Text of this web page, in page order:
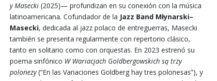
y Masecki (2025)— profundizan en su conexión con la música
latinoamericana. Cofundador de la Jazz Band Młynarski–
Masecki, dedicada al jazz polaco de entreguerras, Masecki
también se presenta regularmente con repertorio clásico,
tanto en solitario como con orquestas. En 2023 estrenó su
poema sinfónico W Wariacjach Goldbergowskich są trzy
polonezy(“En las Variaciones Goldberg hay tres polonesas”), y